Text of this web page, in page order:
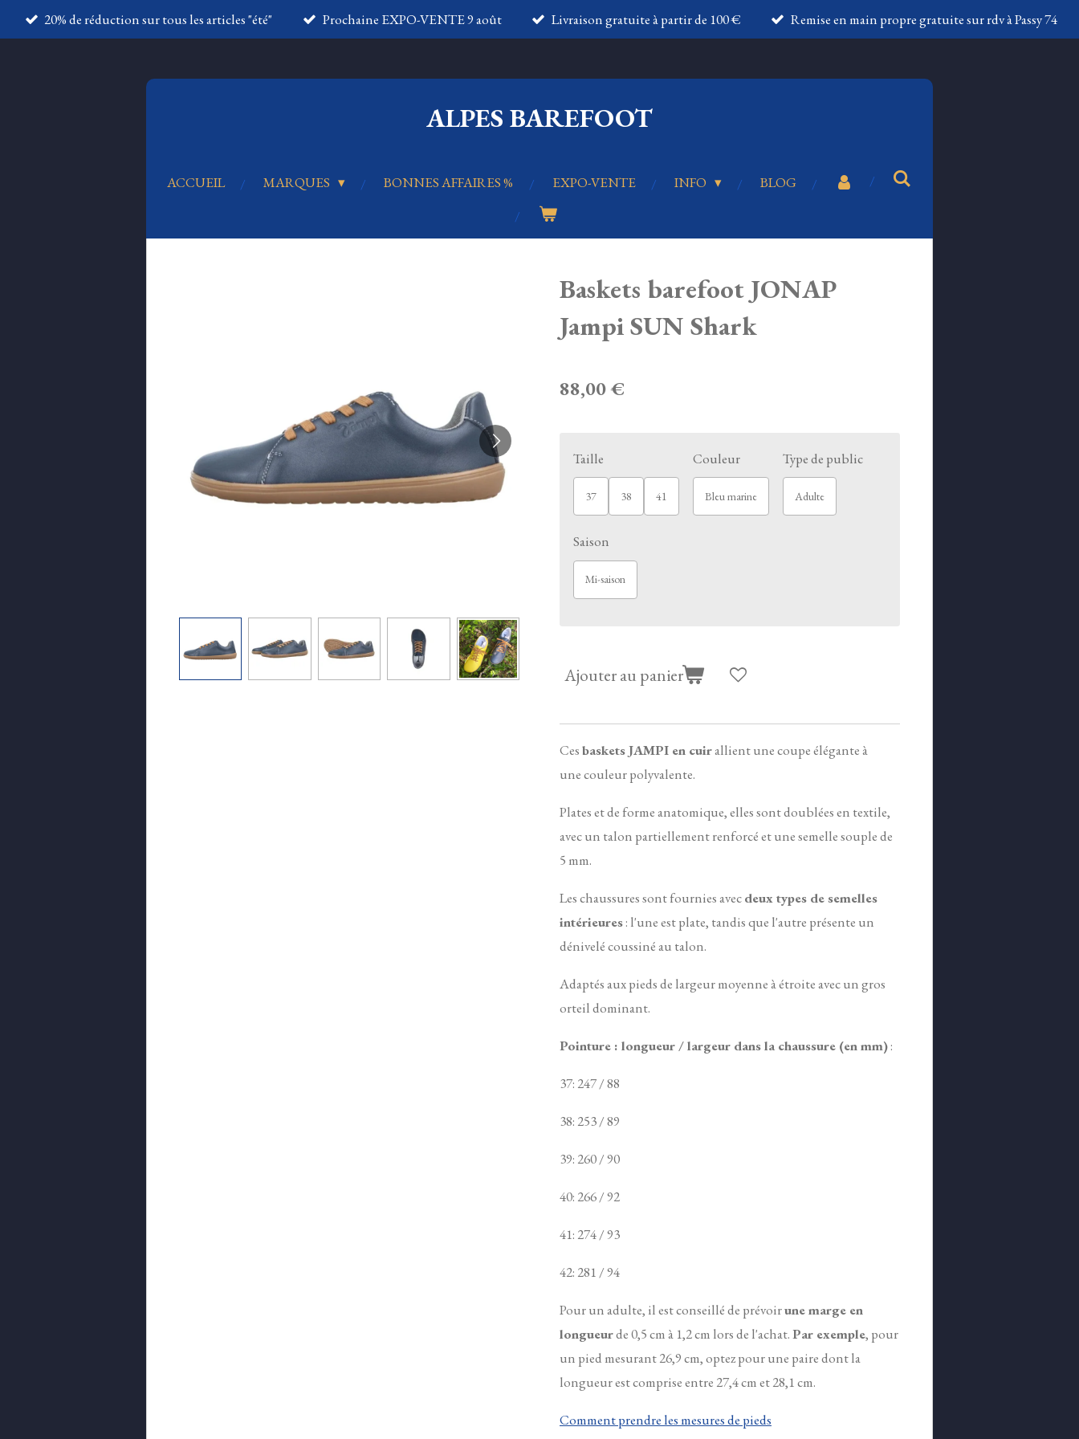
Passer
au
20% de réduction sur tous les articles "été" Prochaine EXPO-VENTE 9 août Livraison gratuite à partir de 100 € Remise en main propre gratuite sur rdv à Passy 74
ALPES BAREFOOT
ACCUEIL MARQUES BONNES AFFAIRES % EXPO-VENTE INFO BLOG
Baskets barefoot JONAP
Jampi SUN Shark
88,00 €
Taille
37 38 41
Couleur
Bleu marine
Type de public
Adulte
Saison
Mi-saison
Ajouter au panier
Cesbaskets JAMPI en cuirallientunecoupe élégante à
une couleur polyvalente.
Plates et de forme anatomique, elles sont doublées en textile,
avec un talon partiellement renforcé et une semelle souple de
5 mm.
Les chaussures sont fournies avecdeux types de semelles
intérieures: l'une est plate, tandis que l'autre présente un
dénivelé coussiné au talon.
Adaptés aux pieds de largeur moyenne à étroite avec un gros
orteil dominant.
Pointure : longueur / largeur dans la chaussure (en mm):
37: 247 / 88
38: 253 / 89
39: 260 / 90
40: 266 / 92
41: 274 / 93
42: 281 / 94
Pour un adulte, il est conseillé de prévoirune marge en
longueurde 0,5 cm à 1,2 cm lors de l'achat.Par exemple, pour
un pied mesurant 26,9 cm, optez pour une paire dont la
longueur est comprise entre 27,4 cm et 28,1 cm.
Comment prendre les mesures de pieds